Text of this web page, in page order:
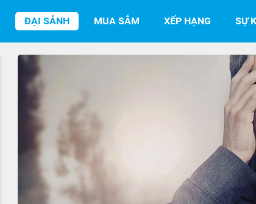
ĐẠI SẢNH MUA SẮM XẾP HẠNG SỰ